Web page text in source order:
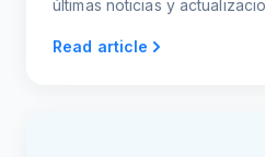
últimas noticias y
Read article